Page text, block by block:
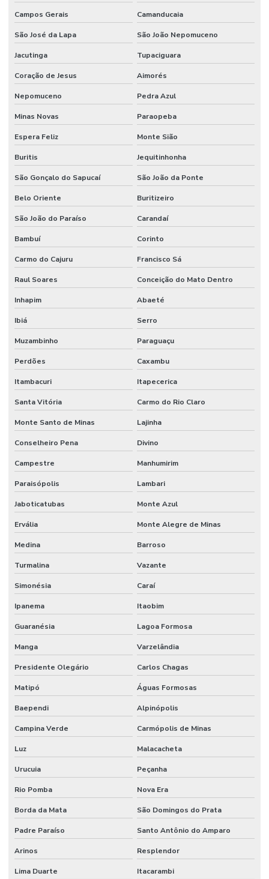
Campos Gerais Camanducaia
São José da Lapa São João Nepomuceno
Jacutinga Tupaciguara
Coração de Jesus Aimorés
Nepomuceno Pedra Azul
Minas Novas Paraopeba
Espera Feliz Monte Sião
Buritis Jequitinhonha
São Gonçalo do Sapucaí São João da Ponte
Belo Oriente Buritizeiro
São João do Paraíso Carandaí
Bambuí Corinto
Carmo do Cajuru Francisco Sá
Raul Soares Conceição do Mato Dentro
Inhapim Abaeté
Ibiá Serro
Muzambinho Paraguaçu
Perdões Caxambu
Itambacuri Itapecerica
Santa Vitória Carmo do Rio Claro
Monte Santo de Minas Lajinha
Conselheiro Pena Divino
Campestre Manhumirim
Paraisópolis Lambari
Jaboticatubas Monte Azul
Ervália Monte Alegre de Minas
Medina Barroso
Turmalina Vazante
Simonésia Caraí
Ipanema Itaobim
Guaranésia Lagoa Formosa
Manga Varzelândia
Presidente Olegário Carlos Chagas
Matipó Águas Formosas
Baependi Alpinópolis
Campina Verde Carmópolis de Minas
Luz Malacacheta
Urucuia Peçanha
Rio Pomba Nova Era
Borda da Mata São Domingos do Prata
Padre Paraíso Santo Antônio do Amparo
Arinos Resplendor
Lima Duarte Itacarambi